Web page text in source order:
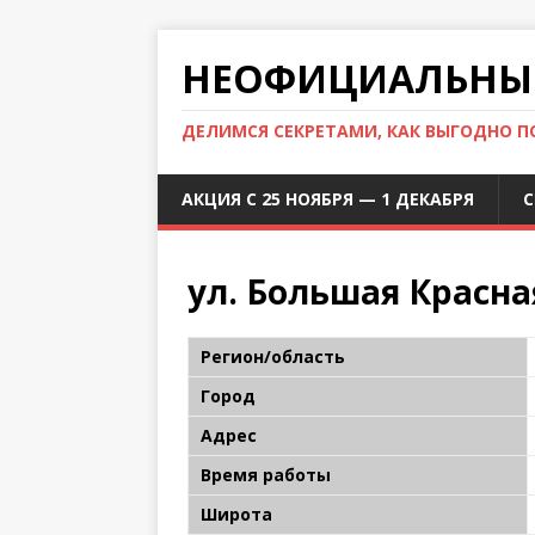
ДЕЛИМСЯ СЕКРЕТАМИ, КАК ВЫГОДНО
АКЦИЯ С 25 НОЯБРЯ — 1 ДЕКАБРЯ
ул. Большая
Регион/область
Город
Адрес
Время работы
Широта